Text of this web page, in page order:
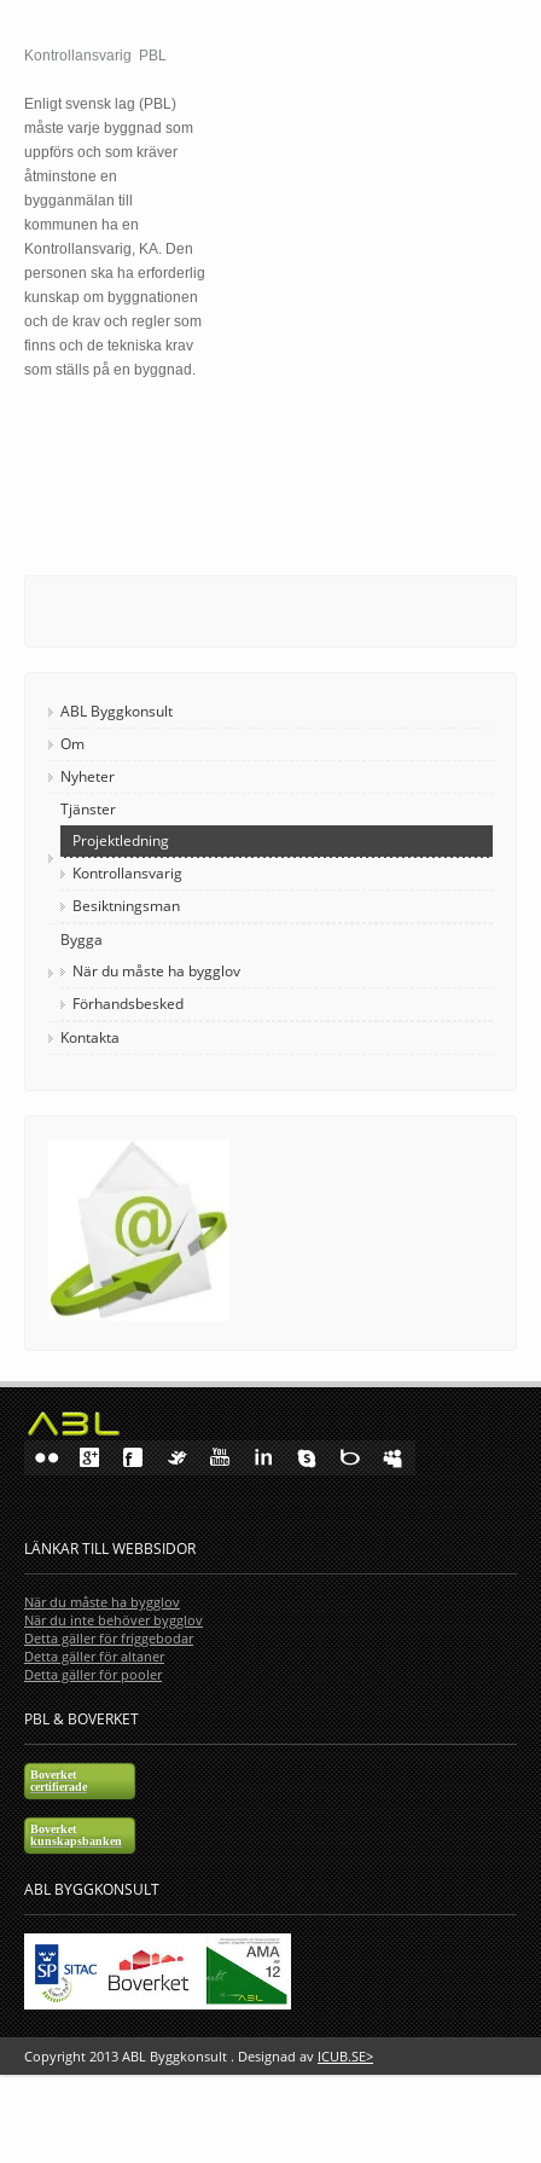
Kontrollansvarig PBL
Enligt svensk lag (PBL)
måste varje byggnad som
uppförs och som kräver
åtminstone en
bygganmälan till
kommunen ha en
Kontrollansvarig, KA. Den
personen ska ha erforderlig
kunskap om byggnationen
och de krav och regler som
finns och de tekniska krav
som ställs på en byggnad.
ABL Byggkonsult
Om
Nyheter
Tjänster
Projektledning
Kontrollansvarig
Besiktningsman
Bygga
När du måste ha bygglov
Förhandsbesked
Kontakta
LÄNKAR TILL WEBBSIDOR
När du måste ha bygglov
När du inte behöver bygglov
Detta gäller för friggebodar
Detta gäller för altaner
Detta gäller för pooler
PBL & BOVERKET
Boverket
certifierade
Boverket
kunskapsbanken
ABL BYGGKONSULT
Copyright 2013 ABL Byggkonsult . Designad av ICUB.SE>